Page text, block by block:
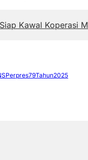
Kawal Koperasi
Perpres79Tahun2025